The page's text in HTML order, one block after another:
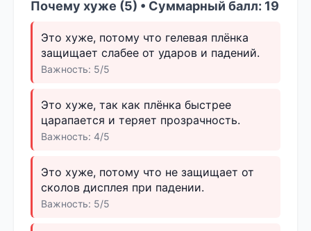
Почему хуже (5) • Суммарный балл: 19
Это хуже, потому что гелевая плёнка
защищает слабее от ударов и падений.
Важность: 5/5
Это хуже, так как плёнка быстрее
царапается и теряет прозрачность.
Важность: 4/5
Это хуже, потому что не защищает от
сколов дисплея при падении.
Важность: 5/5